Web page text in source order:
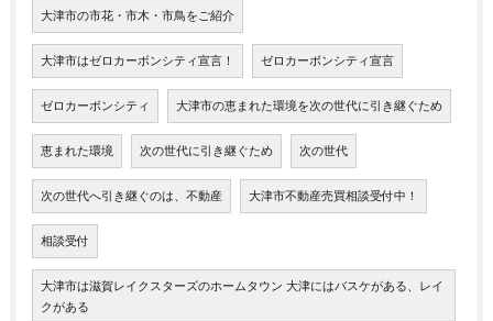
大津市の市花・市木・市鳥をご紹介
大津市はゼロカーボンシティ宣言！ ゼロカーボンシティ宣言
ゼロカーボンシティ 大津市の恵まれた環境を次の世代に引き継ぐため
恵まれた環境 次の世代に引き継ぐため 次の世代
次の世代へ引き継ぐのは、不動産 大津市不動産売買相談受付中！
相談受付
大津市は滋賀レイクスターズのホームタウン 大津にはバスケがある、レイ
クがある